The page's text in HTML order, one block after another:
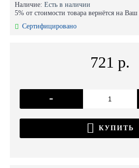
Наличие: Есть в наличии
5% от стоимости товара вернётся на Ваш
Сертифицировано
721 р.
-
КУПИТЬ